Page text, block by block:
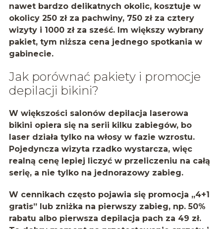
nawet bardzo delikatnych okolic, kosztuje w
okolicy 250 zł za pachwiny, 750 zł za cztery
wizyty i 1000 zł za sześć. Im większy wybrany
pakiet, tym niższa cena jednego spotkania w
gabinecie.
Jak porównać pakiety i promocje
depilacji bikini?
W większości salonów depilacja laserowa
bikini opiera się na serii kilku zabiegów, bo
laser działa tylko na włosy w fazie wzrostu.
Pojedyncza wizyta rzadko wystarcza, więc
realną cenę lepiej liczyć w przeliczeniu na całą
serię, a nie tylko na jednorazowy zabieg.
W cennikach często pojawia się promocja „4+1
gratis”lub zniżka na pierwszy zabieg, np.50%
rabatu albo pierwsza depilacja pach za 49 zł.